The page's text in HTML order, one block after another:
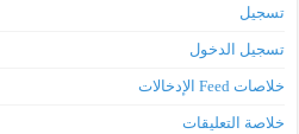
تسجيل
تسجيل الدخول
خلاصات Feed الإدخالات
خلاصة التعليقات